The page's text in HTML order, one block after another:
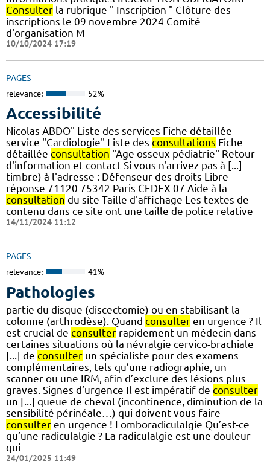
Consulter la rubrique " Inscription " Clôture des
inscriptions le 09 novembre 2024 Comité
d'organisation M
10/10/2024 17:19
PAGES
relevance: 52%
Accessibilité
Nicolas ABDO" Liste des services Fiche détaillée
service "Cardiologie" Liste des consultations Fiche
détaillée consultation "Age osseux pédiatrie" Retour
d'information et contact Si vous n'arrivez pas à [...]
timbre) à l'adresse : Défenseur des droits Libre
réponse 71120 75342 Paris CEDEX 07 Aide à la
consultation du site Taille d'affichage Les textes de
contenu dans ce site ont une taille de police relative
14/11/2024 11:12
PAGES
relevance: 41%
Pathologies
partie du disque (discectomie) ou en stabilisant la
colonne (arthrodèse). Quand consulter en urgence ? Il
est crucial de consulter rapidement un médecin dans
certaines situations où la névralgie cervico-brachiale
[...] de consulter un spécialiste pour des examens
complémentaires, tels qu’une radiographie, un
scanner ou une IRM, afin d’exclure des lésions plus
graves. Signes d’urgence Il est impératif de consulter
un [...] queue de cheval (incontinence, diminution de la
sensibilité périnéale…) qui doivent vous faire
consulter en urgence ! Lomboradiculalgie Qu’est-ce
qu’une radiculalgie ? La radiculalgie est une douleur
qui
24/01/2025 11:49